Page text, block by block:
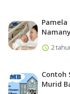
2
Contoh
Murid